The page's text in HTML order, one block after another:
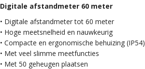
Digitale afstandmeter 60 meter
• Digitale afstandmeter tot 60 meter
• Hoge meetsnelheid en nauwkeurig
• Compacte en ergonomische behuizing (IP54)
• Met veel slimme meetfuncties
• Met 50 geheugen plaatsen